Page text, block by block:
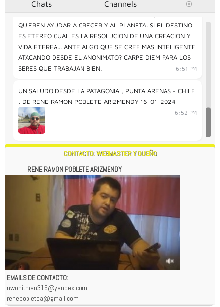
Chats Channels
CLARAMENTE NO VALE LA PENA TRABAJAR PONIENDO
PIEDRAS EN EL CAMINO A OTRAS PERSONAS QUE NO
QUIEREN AYUDAR A CRECER Y AL PLANETA. SI EL DESTINO
ES ETEREO CUAL ES LA RESOLUCION DE UNA CREACION Y
VIDA ETEREA... ANTE ALGO QUE SE CREE MAS INTELIGENTE
ATACANDO DESDE EL ANONIMATO? CARPE DIEM PARA LOS
SERES QUE TRABAJAN BIEN.
6:51 PM
UN SALUDO DESDE LA PATAGONIA , PUNTA ARENAS - CHILE
, DE RENE RAMON POBLETE ARIZMENDY 16-01-2024
6:52 PM
CONTACTO: WEBMASTER Y DUEÑO
RENE RAMON POBLETE ARIZMENDY
EMAILS DE CONTACTO:
nwohitman316@yandex.com
renepobletea@gmail.com